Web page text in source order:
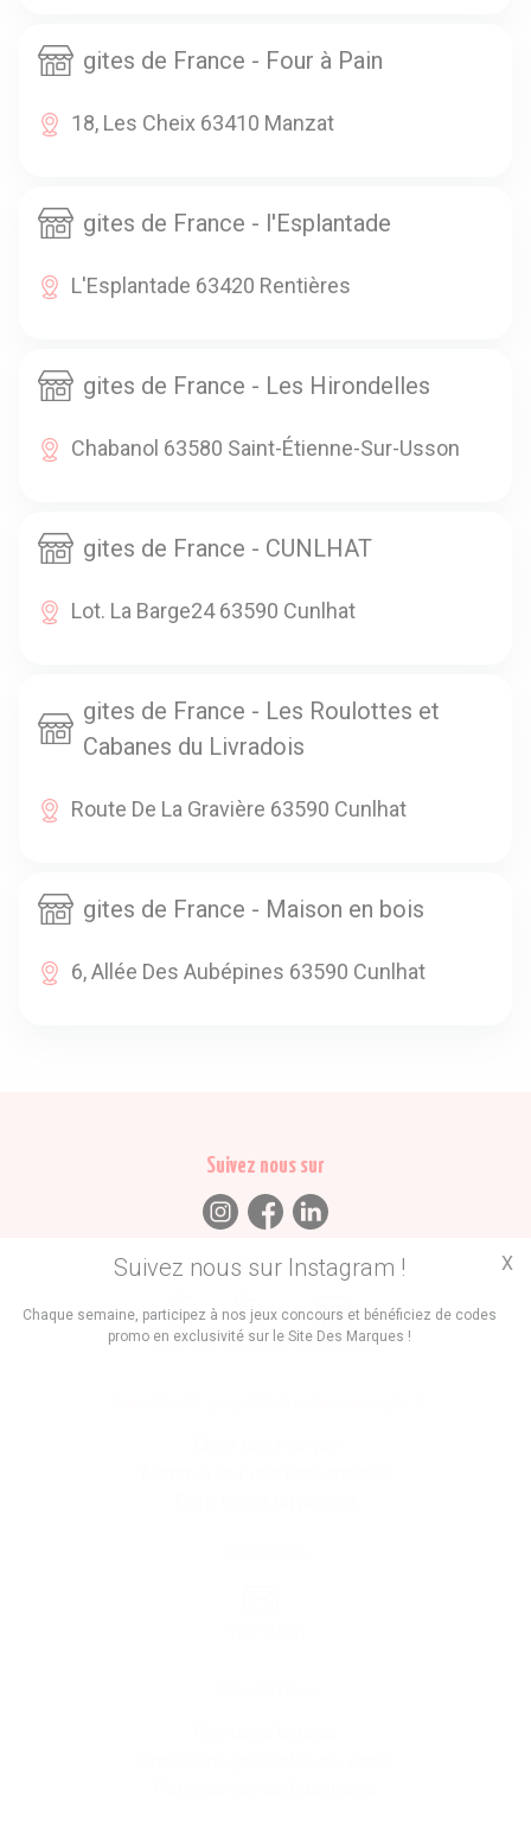
gites de France - Four à Pain
18, Les Cheix 63410 Manzat
gites de France - l'Esplantade
L'Esplantade 63420 Rentières
gites de France - Les Hirondelles
Chabanol 63580 Saint-Étienne-Sur-Usson
gites de France - CUNLHAT
Lot. La Barge24 63590 Cunlhat
gites de France - Les Roulottes et
Cabanes du Livradois
Route De La Gravière 63590 Cunlhat
gites de France - Maison en bois
6, Allée Des Aubépines 63590 Cunlhat
Suivez nous sur Instagram !
Chaque semaine, participez à nos jeux concours et bénéficiez de codes
promo en exclusivité sur le Site Des Marques !
X
Suivez nous sur
Trouvez des
Promos Marques Boutiques